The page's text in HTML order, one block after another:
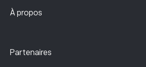
À propos
Partenaires